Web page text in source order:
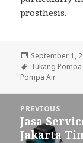
prosthesis.
Posted
on
September 1,
Tags
Tukang Pompa
Pompa Air
navigation
PREVIOUS
Previous
post:
Jasa
Jakarta